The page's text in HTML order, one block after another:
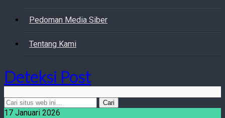
Pedoman Media Siber
Tentang Kami
Deteksi Post
17 Januari 2026